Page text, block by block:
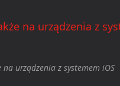
urządzenia z systemem iOS